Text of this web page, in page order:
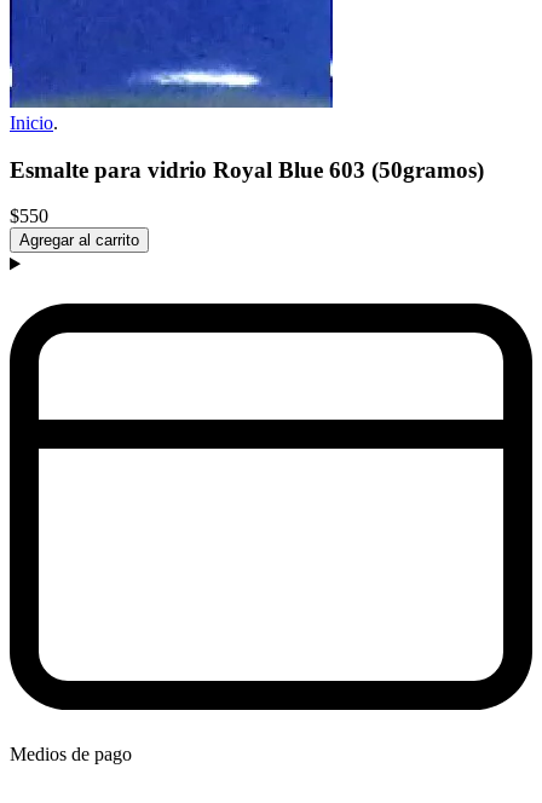
Inicio.
Esmalte para vidrio Royal Blue 603 (50gramos)
$550
Agregar al carrito
Medios de pago